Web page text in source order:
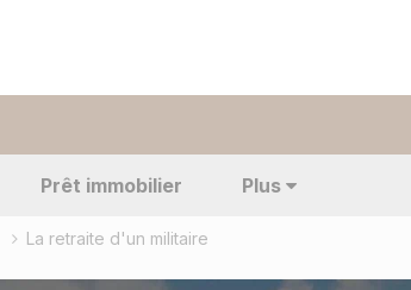
Prêt immobilier Plus
La retraite d'un militaire